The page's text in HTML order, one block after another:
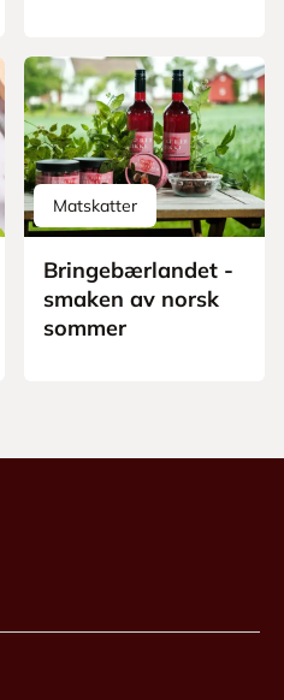
Matskatter
Bringebærlandet -
smaken av norsk
sommer